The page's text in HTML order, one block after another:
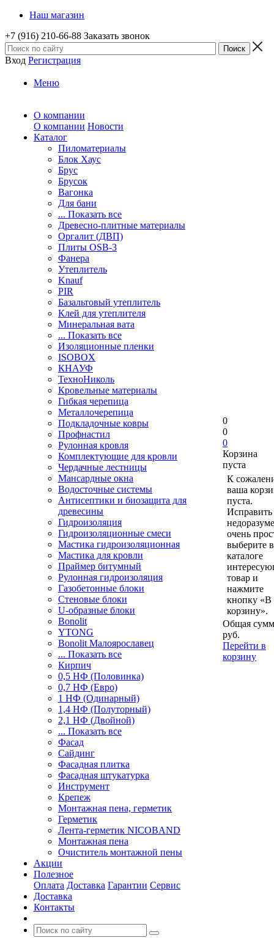
Наш магазин
+7 (916) 210-66-88 Заказать звонок
Вход Регистрация
Меню
О компании
О компании Новости
Каталог
Пиломатериалы
Блок Хаус
Брус
Брусок
Вагонка
Для бани
... Показать все
Древесно-плитные материалы
Оргалит (ДВП)
Плиты OSB-3
Фанера
Утеплитель
Knauf
PIR
Базальтовый утеплитель
Клей для утеплителя
Минеральная вата
... Показать все
Изоляционные пленки
ISOBOX
КНАУФ
ТехноНиколь
Кровельные материалы
Гибкая черепица
Металлочерепица
Подкладочные ковры
Профнастил
Рулонная кровля
Комплектующие для кровли
Чердачные лестницы
Мансардные окна
Водосточные системы
Антисептики и биозащита для
древесины
Гидроизоляция
Гидроизоляционные смеси
Мастика гидроизоляционная
Мастика для кровли
Праймер битумный
Рулонная гидроизоляция
Газобетонные блоки
Стеновые блоки
U-образные блоки
Bonolit
YTONG
Bonolit Малоярославец
... Показать все
Кирпич
0,5 НФ (Половинка)
0,7 НФ (Евро)
1 НФ (Одинарный)
1,4 НФ (Полуторный)
2,1 НФ (Двойной)
... Показать все
Фасад
Сайдинг
Фасадная плитка
Фасадная штукатурка
Инструмент
Крепеж
Монтажная пена, герметик
Герметик
Лента-герметик NICOBAND
Монтажная пена
Очиститель монтажной пены
Акции
Полезное
Оплата Доставка Гарантии Сервис
Доставка
Контакты
0
0
0
Корзина
пуста
К
ваша
пуста.
Исправить
очень
выберите в
каталоге
товар и
нажмите
кнопку «В
корзину».
Общая
руб.
Перейти в
корзину